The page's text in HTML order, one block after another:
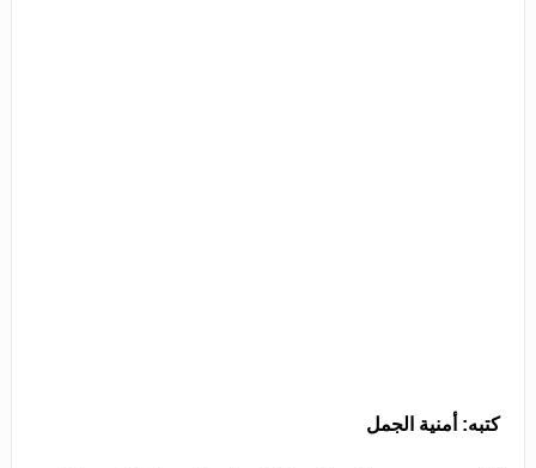
كتبه: أمنية الجمل